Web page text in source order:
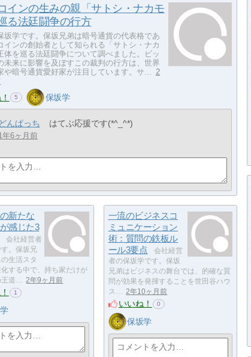
インの生みの親「サトシ・ナカモ
る法廷闘争の行方
坂学です。保坂兄弟は暗号通貨の代表格であ
インの創始者として知られる「サトシ・ナカ
体を巡る法廷闘争について調べました。ビッ
未来に影響を及ぼすこの裁判の行方は、世界
や暗号通貨愛好家が注目しています。サ...
2
5 保坂学
どんぱっち はてぶ応援です(*^_^*)
年6ヶ月前
新たな
感じた3
会社経営者
。保坂兄
生活スタ
する中で、持ち家だけが
道…
2年9ヶ月前
1
一流のビジネスコ
ミュニケーション
術：質問の鉄板ル
ール3要点
会社経営
者の保坂学です。保坂
兄弟はビジネスの舞台では、的確な質
問が効果を発揮することを世田谷ハウ
ス…
2年10ヶ月前
いいね！ 0
保坂学